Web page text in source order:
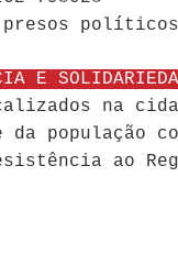
presos políticos
E
na
população
ao